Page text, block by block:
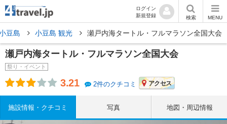
ログイン
新規登録
検索 MENU
豆島 小豆島 観光 瀬戸内海タートル・フルマラソン全国大会
瀬戸内海タートル・フルマラソン全国大会
祭り・イベント
3.21 2件のクチコミ アクセス
施設情報・クチコミ 写真 地図・周辺情報